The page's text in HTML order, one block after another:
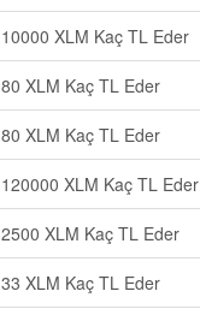
10000 XLM Kaç TL Eder
80 XLM Kaç TL Eder
80 XLM Kaç TL Eder
120000 XLM Kaç TL Eder
2500 XLM Kaç TL Eder
33 XLM Kaç TL Eder